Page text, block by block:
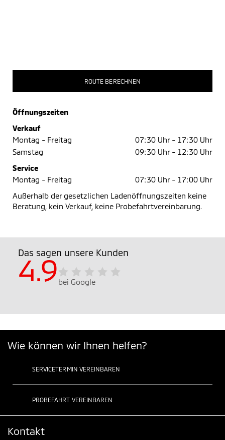
ROUTE BERECHNEN
Öffnungszeiten
Verkauf
Montag - Freitag
07:30 Uhr - 17:30 Uhr
Samstag
09:30 Uhr - 12:30 Uhr
Service
Montag - Freitag
07:30 Uhr - 17:00 Uhr
Außerhalb der gesetzlichen Ladenöffnungszeiten keine
Beratung, kein Verkauf, keine Probefahrtvereinbarung.
Das sagen unsere Kunden
4.9 bei Google
Wie können wir Ihnen helfen?
SERVICETERMIN VEREINBAREN
PROBEFAHRT VEREINBAREN
Kontakt